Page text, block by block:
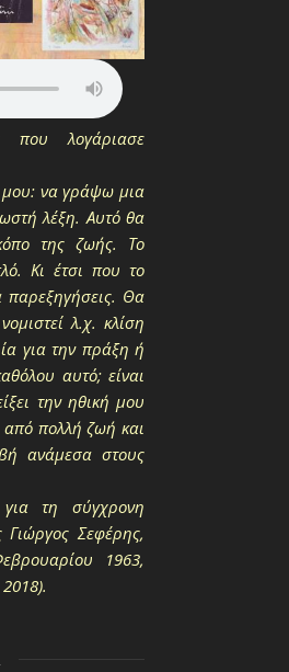
που λογάριασε
να γράψω μια
λέξη. Αυτό θα
της ζωής. Το
Κι έτσι που το
παρεξηγήσεις. Θα
λ.χ. κλίση
για την πράξη ή
αυτό; είναι
την ηθική μου
πολλή ζωή και
ανάμεσα στους
τη σύγχρονη
Σεφέρης,
1963,